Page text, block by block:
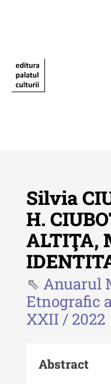
Revista
Revista
- 2025
Revista
- 2024
Silvia
H.
ALTIŢA,
Anuarul
Etnografic
XXII / 2022
Abstract